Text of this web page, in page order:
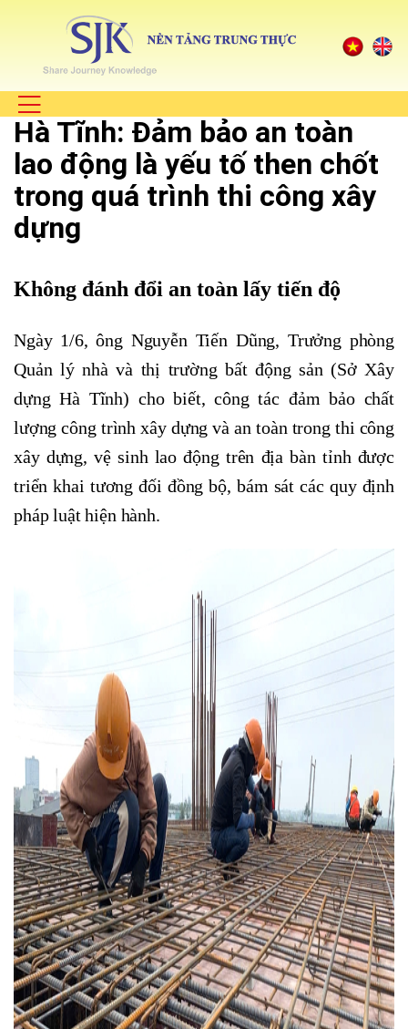
Hà Tĩnh: Đảm bảo an toàn
lao động là yếu tố then chốt
trong quá trình thi công xây
dựng
Không đánh đổi an toàn lấy tiến độ
Ngày 1/6, ông Nguyễn Tiến Dũng, Trưởng phòng
Quản lý nhà và thị trường bất động sản (Sở Xây
dựng Hà Tĩnh) cho biết, công tác đảm bảo chất
lượng công trình xây dựng và an toàn trong thi công
xây dựng, vệ sinh lao động trên địa bàn tỉnh được
triển khai tương đối đồng bộ, bám sát các quy định
pháp luật hiện hành.